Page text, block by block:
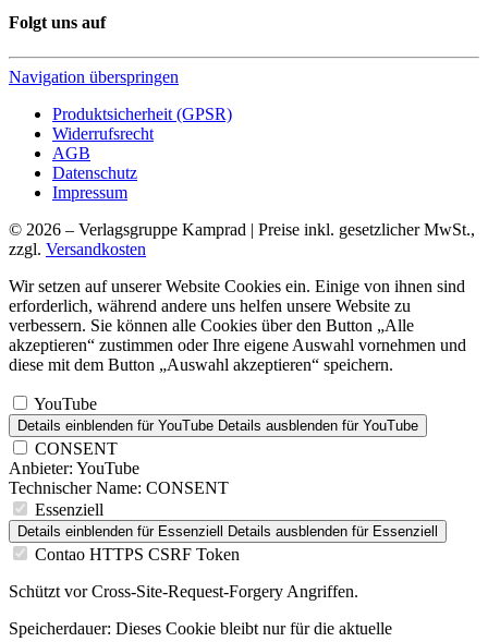
Folgt uns auf
Navigation überspringen
Produktsicherheit (GPSR)
Widerrufsrecht
AGB
Datenschutz
Impressum
© 2026 – Verlagsgruppe Kamprad | Preise inkl. gesetzlicher MwSt.,
zzgl. Versandkosten
Wir setzen auf unserer Website Cookies ein. Einige von ihnen sind
erforderlich, während andere uns helfen unsere Website zu
verbessern. Sie können alle Cookies über den Button „Alle
akzeptieren“ zustimmen oder Ihre eigene Auswahl vornehmen und
diese mit dem Button „Auswahl akzeptieren“ speichern.
YouTube
Details einblenden für YouTube Details ausblenden für YouTube
CONSENT
Anbieter: YouTube
Technischer Name: CONSENT
Essenziell
Details einblenden für Essenziell Details ausblenden für Essenziell
Contao HTTPS CSRF Token
Schützt vor Cross-Site-Request-Forgery Angriffen.
Speicherdauer: Dieses Cookie bleibt nur für die aktuelle